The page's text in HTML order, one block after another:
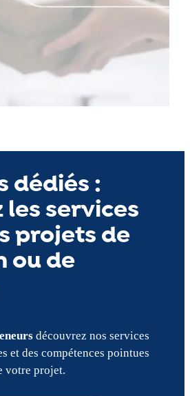
dédiés :
les services
projets de
ou de
découvrez nos services
et des compétences pointues
votre projet.